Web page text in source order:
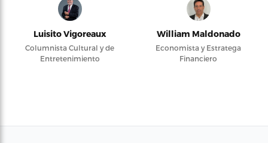
Luisito Vigoreaux
Columnista Cultural y de
Entretenimiento
William Maldonado
Economista y Estratega
Financiero